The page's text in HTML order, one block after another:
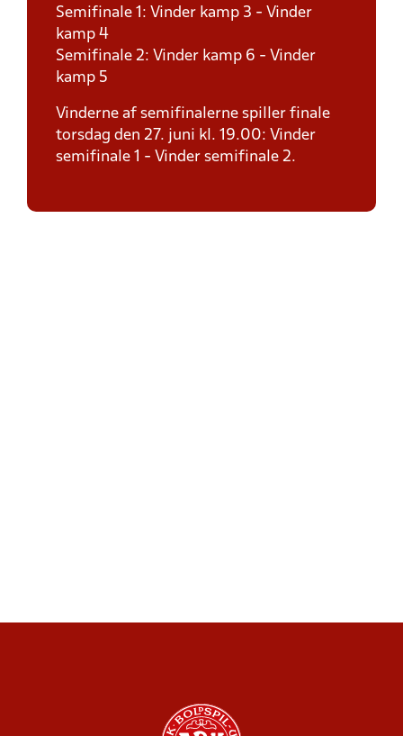
Semifinale 1: Vinder kamp 3 - Vinder
kamp 4
Semifinale 2: Vinder kamp 6 - Vinder
kamp 5
Vinderne af semifinalerne spiller finale
torsdag den 27. juni kl. 19.00: Vinder
semifinale 1 - Vinder semifinale 2.